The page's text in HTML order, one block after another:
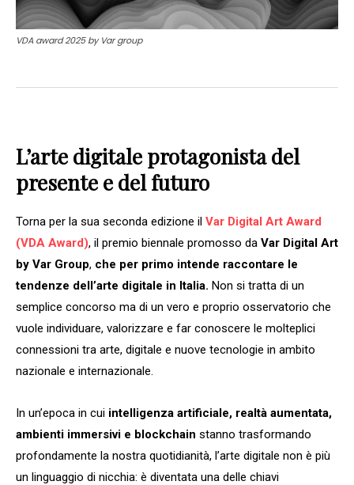
VDA award 2025 by Var group
L’arte digitale protagonista del
presente e del futuro
Torna per la sua seconda edizione il Var Digital Art Award
(VDA Award), il premio biennale promosso da Var Digital Art
by Var Group, che per primo intende raccontare le
tendenze dell’arte digitale in Italia. Non si tratta di un
semplice concorso ma di un vero e proprio osservatorio che
vuole individuare, valorizzare e far conoscere le molteplici
connessioni tra arte, digitale e nuove tecnologie in ambito
nazionale e internazionale.
In un’epoca in cui intelligenza artificiale, realtà aumentata,
ambienti immersivi e blockchain stanno trasformando
profondamente la nostra quotidianità, l’arte digitale non è più
un linguaggio di nicchia: è diventata una delle chiavi